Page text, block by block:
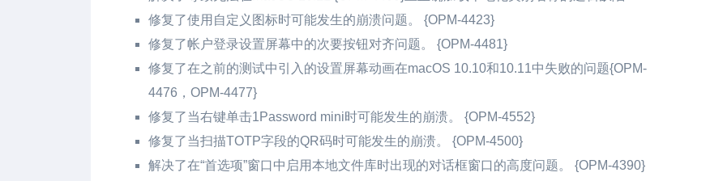
修复了使用自定义图标时可能发生的崩溃问题。 {OPM-4423}
修复了帐户登录设置屏幕中的次要按钮对齐问题。 {OPM-4481}
修复了在之前的测试中引入的设置屏幕动画在macOS 10.10和10.11中失败的问题{OPM-
4476，OPM-4477}
修复了当右键单击1Password mini时可能发生的崩溃。 {OPM-4552}
修复了当扫描TOTP字段的QR码时可能发生的崩溃。 {OPM-4500}
解决了在“首选项”窗口中启用本地文件库时出现的对话框窗口的高度问题。 {OPM-4390}